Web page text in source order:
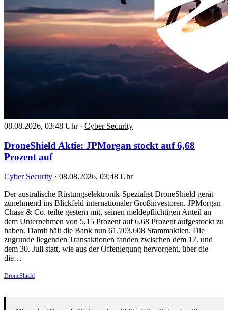
08.08.2026, 03:48 Uhr · Cyber Security
DroneShield Aktie: JPMorgan stockt auf 6,68
Prozent auf
Cyber Security · 08.08.2026, 03:48 Uhr
Der australische Rüstungselektronik-Spezialist DroneShield gerät
zunehmend ins Blickfeld internationaler Großinvestoren. JPMorgan
Chase & Co. teilte gestern mit, seinen meldepflichtigen Anteil an
dem Unternehmen von 5,15 Prozent auf 6,68 Prozent aufgestockt zu
haben. Damit hält die Bank nun 61.703.608 Stammaktien. Die
zugrunde liegenden Transaktionen fanden zwischen dem 17. und
dem 30. Juli statt, wie aus der Offenlegung hervorgeht, über die
die…
DroneShield